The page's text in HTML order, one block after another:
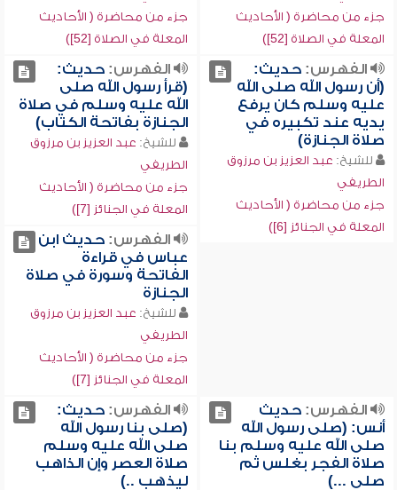
جزء من محاضرة ( الأحاديث
المعلة في الصلاة [52])
جزء من محاضرة ( الأحاديث
المعلة في الصلاة [52])
الفهرس:حديث:
(أن رسول الله صلى الله
عليه وسلم كان يرفع
يديه عند تكبيره في
صلاة الجنازة)
للشيخ: عبد العزيز بن مرزوق
الطريفي
جزء من محاضرة ( الأحاديث
المعلة في الجنائز [6])
الفهرس:حديث:
(قرأ رسول الله صلى
الله عليه وسلم في صلاة
الجنازة بفاتحة الكتاب)
للشيخ: عبد العزيز بن مرزوق
الطريفي
جزء من محاضرة ( الأحاديث
المعلة في الجنائز [7])
الفهرس:حديث ابن
عباس في قراءة
الفاتحة وسورة في صلاة
الجنازة
للشيخ: عبد العزيز بن مرزوق
الطريفي
جزء من محاضرة ( الأحاديث
المعلة في الجنائز [7])
الفهرس:حديث
أنس: (صلى رسول الله
صلى الله عليه وسلم بنا
صلاة الفجر بغلس ثم
صلى ...)
الفهرس:حديث:
(صلى بنا رسول الله
صلى الله عليه وسلم
صلاة العصر وإن الذاهب
ليذهب ..)